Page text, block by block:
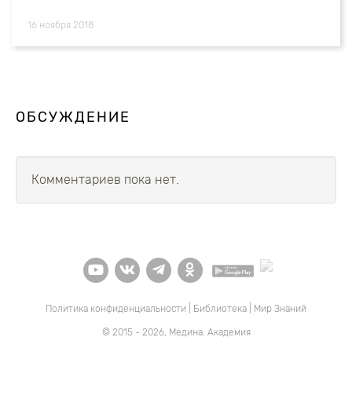
16 ноября 2018
ОБСУЖДЕНИЕ
Комментариев пока нет.
Политика конфиденциальности Библиотека Мир Знаний
© 2015 - 2026, Медина. Академия